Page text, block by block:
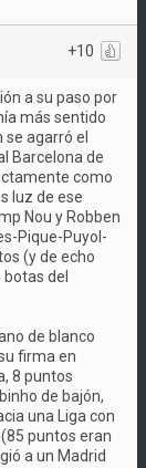
+10
a su paso por
más sentido
agarró el
Barcelona de
como
luz de ese
Nou y Robben
Pique-Puyol-
(y de echo
del
de blanco
firma en
8 puntos
de bajón,
una Liga con
puntos eran
a un Madrid